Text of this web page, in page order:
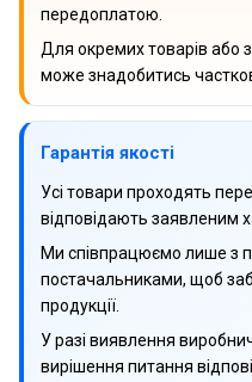
передоплатою.
Для окремих товарів або
може знадобитись
Гарантія якості
Усі товари проходять
відповідають заявленим
Ми співпрацюємо лише з
постачальниками, щоб
продукції.
У разі виявлення
вирішення питання